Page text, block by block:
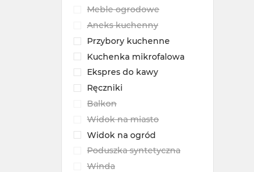
Meble ogrodowe
Aneks kuchenny
Przybory kuchenne
Kuchenka mikrofalowa
Ekspres do kawy
Ręczniki
Balkon
Widok na miasto
Widok na ogród
Poduszka syntetyczna
Winda